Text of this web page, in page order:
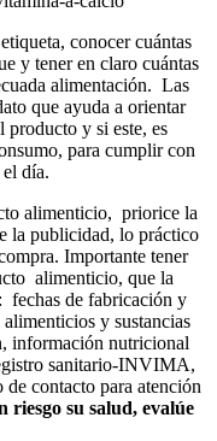
conocer cuántas
y tener en claro cuántas
alimentación. Las
que ayuda a orientar
producto y si este, es
para cumplir con
día.
alimenticio, priorice la
la publicidad, lo práctico
Importante tener
alimenticio, que la
fechas de fabricación y
y sustancias
información nutricional
sanitario-INVIMA,
contacto para atención
riesgo su salud, evalúe